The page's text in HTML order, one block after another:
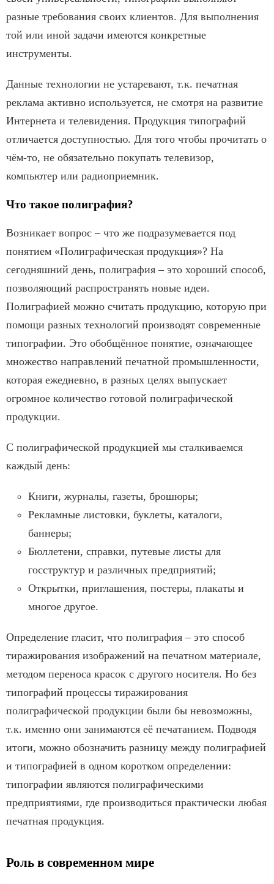
разные требования своих клиентов. Для выполнения
той или иной задачи имеются конкретные
инструменты.
Данные технологии не устаревают, т.к. печатная
реклама активно используется, не смотря на развитие
Интернета и телевидения. Продукция типографий
отличается доступностью. Для того чтобы прочитать о
чём-то, не обязательно покупать телевизор,
компьютер или радиоприемник.
Что такое полиграфия?
Возникает вопрос – что же подразумевается под
понятием «Полиграфическая продукция»? На
сегодняшний день, полиграфия – это хороший способ,
позволяющий распространять новые идеи.
Полиграфией можно считать продукцию, которую при
помощи разных технологий производят современные
типографии. Это обобщённое понятие, означающее
множество направлений печатной промышленности,
которая ежедневно, в разных целях выпускает
огромное количество готовой полиграфической
продукции.
С полиграфической продукцией мы сталкиваемся
каждый день:
Книги, журналы, газеты, брошюры;
Рекламные листовки, буклеты, каталоги,
баннеры;
Бюллетени, справки, путевые листы для
госструктур и различных предприятий;
Открытки, приглашения, постеры, плакаты и
многое другое.
Определение гласит, что полиграфия – это способ
тиражирования изображений на печатном материале,
методом переноса красок с другого носителя. Но без
типографий процессы тиражирования
полиграфической продукции были бы невозможны,
т.к. именно они занимаются её печатанием. Подводя
итоги, можно обозначить разницу между полиграфией
и типографией в одном коротком определении:
типографии являются полиграфическими
предприятиями, где производиться практически любая
печатная продукция.
Роль в современном мире